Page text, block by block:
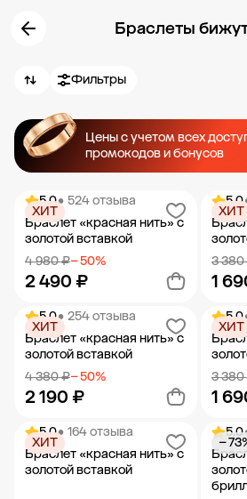
Браслеты
Фильтры
Цены с учетом всех
промокодов и бонусов
5.0• 524 отзыва
Браслет «красная нить» с
золотой вставкой
4 980 ₽− 50%
2 490 ₽
ХИТ
Добавить в корзину
5.0
3
1
ХИТ
5.0• 254 отзыва
Браслет «красная нить» с
золотой вставкой
4 380 ₽− 50%
2 190 ₽
ХИТ
Добавить в корзину
5.0
3
1
ХИТ
5.0• 164 отзыва
Браслет «красная нить» с
золотой вставкой
ХИТ
5.0
−